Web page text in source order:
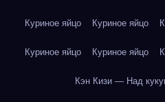
Куриное яйцо Куриное яйцо
Куриное яйцо Куриное яйцо
Кэн Кизи — Над